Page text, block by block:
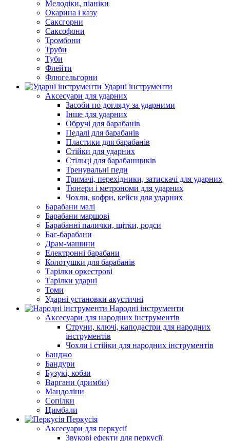
Мелодіки, піаніки
Окарина і казу
Саксгорни
Саксофони
Тромбони
Труби
Туби
Флейти
Флюгельгорни
Ударні інструменти
Аксесуари для ударних
Засоби по догляду за ударними
Інше для ударних
Обручі для барабанів
Педалі для барабанів
Пластики для барабанів
Стійки для ударних
Стільці для барабанщиків
Тренувальні педи
Тримачі, перехідники, затискачі для ударних
Тюнери і метрономи для ударних
Чохли, кофри, кейси для ударних
Барабани малі
Барабани маршові
Барабанні палички, щітки, родси
Бас-барабани
Драм-машини
Електронні барабани
Колотушки для барабанів
Тарілки оркестрові
Тарілки ударні
Томи
Ударні установки акустичні
Народні інструменти
Аксесуари для народних інструментів
Струни, ключі, каподастри для народних
інструментів
Чохли і стійки для народних інструментів
Банджо
Бандури
Бузукі, кобзи
Варгани (дримби)
Мандоліни
Сопілки
Цимбали
Перкусія
Аксесуари для перкусії
Звукові ефекти для перкусії